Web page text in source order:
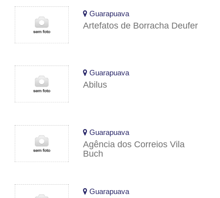
Guarapuava
Artefatos de Borracha Deufer
Guarapuava
Abilus
Guarapuava
Agência dos Correios Vila
Buch
Guarapuava